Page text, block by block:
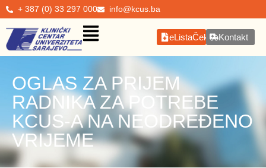
+ 387 (0) 33 297 000 info@kcus.ba
eListaČekanjaKontakt
OGLAS ZA PRIJEM
RADNIKA ZA POTREBE
KCUS-A NA NEODREĐENO
VRIJEME